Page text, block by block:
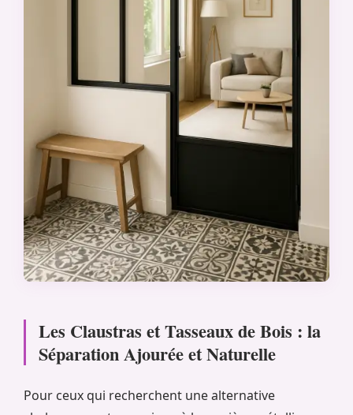
Les Claustras et Tasseaux de Bois : la
Séparation Ajourée et Naturelle
Pour ceux qui recherchent une alternative